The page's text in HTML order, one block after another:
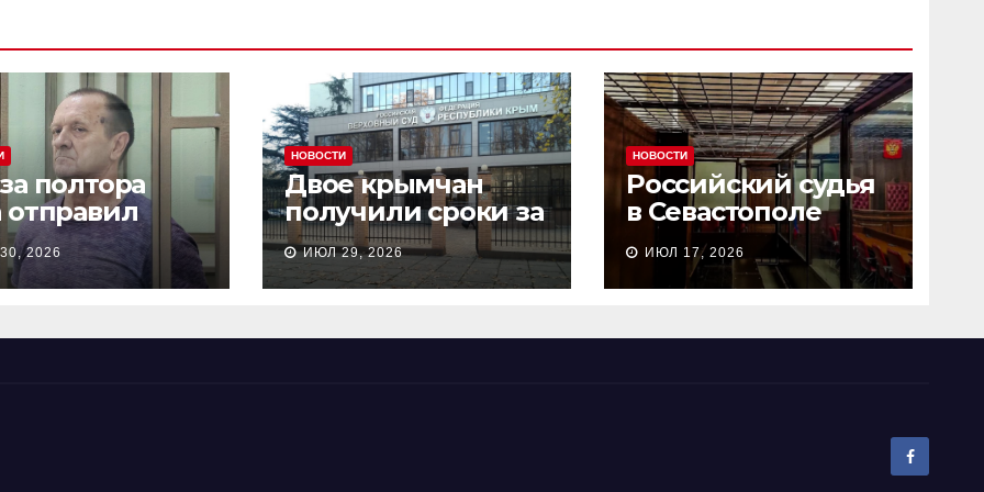
полтора
отправил
из
в
на 18 лет
2026
НОВОСТИ
Двое крымчан
получили сроки за
то, что являлись
«противниками
СВО»
ИЮЛ 29, 2026
НОВОСТИ
Российский судья
в Севастополе
рассмотрел дело о
пособничестве
госизмене за 2
ИЮЛ 17, 2026